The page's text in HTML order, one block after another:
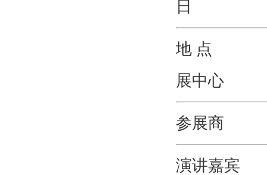
日
地
展中心
参
演